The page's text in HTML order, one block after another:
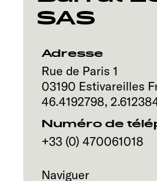
Découvrir
Service
SAS
Adresse
Rue de Paris 1
03190 Estivareilles
46.4192798,
Numéro de
+33 (0) 470061018
Naviguer